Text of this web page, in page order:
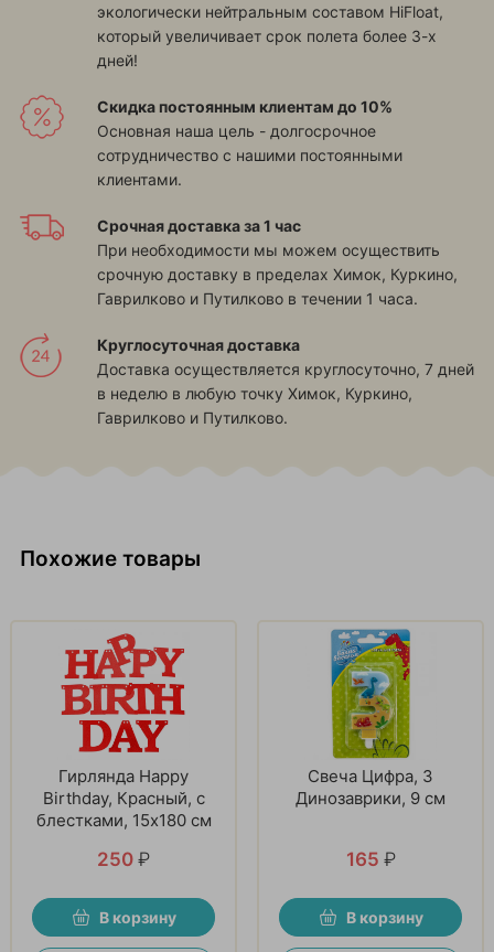
экологически нейтральным составом HiFloat,
который увеличивает срок полета более 3-х
дней!
Скидка постоянным клиентам до 10%
Основная наша цель - долгосрочное
сотрудничество с нашими постоянными
клиентами.
Срочная доставка за 1 час
При необходимости мы можем осуществить
срочную доставку в пределах Химок, Куркино,
Гаврилково и Путилково в течении 1 часа.
Круглосуточная доставка
Доставка осуществляется круглосуточно, 7 дней
в неделю в любую точку Химок, Куркино,
Гаврилково и Путилково.
Похожие товары
Гирлянда Happy
Birthday, Красный, с
блестками, 15х180 см
250 ₽
В корзину
Свеча Цифра, 3
Динозаврики, 9 см
165 ₽
В корзину